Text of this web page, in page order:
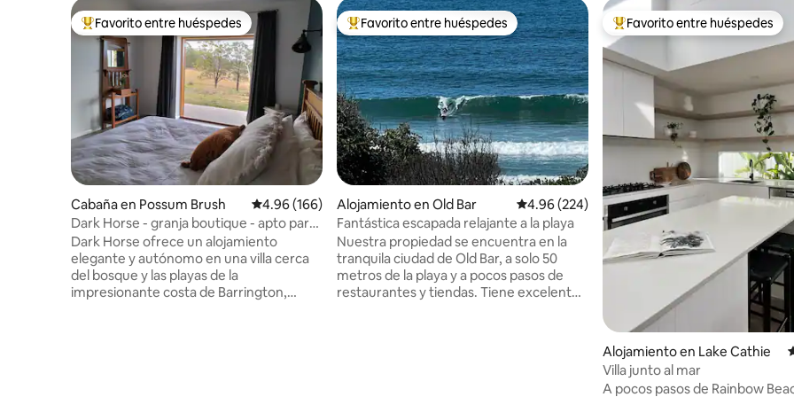
Favorito entre huéspedes preferido
Favorito entre huéspedes
Cabaña en Possum Brush Calificación promedio: 4.96 de 5, 166 reseñas
4.96 (166)
Dark Horse - granja boutique - apto para
caballos
Dark Horse ofrece un alojamiento
elegante y autónomo en una villa cerca
del bosque y las playas de la
impresionante costa de Barrington,
Favorito entre huéspedes preferido
Favorito entre huéspedes
Alojamiento en Old Bar Calificación promedio: 4.96 de 5, 224 reseñas
4.96 (224)
Fantástica escapada relajante a la playa
Nuestra propiedad se encuentra en la
tranquila ciudad de Old Bar, a solo 50
metros de la playa y a pocos pasos de
restaurantes y tiendas. Tiene excelentes
Favorito entre huéspedes
Favorito entre huéspedes
Alojamiento en Lake Cathie
Villa junto al mar
A pocos pasos de Rainbow